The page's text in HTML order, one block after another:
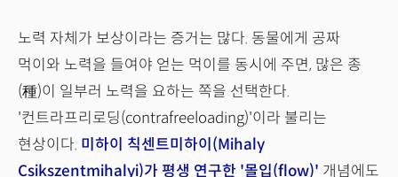
노력 자체가 보상이라는 증거는 많다. 동물에게 공짜
먹이와 노력을 들여야 얻는 먹이를 동시에 주면, 많은 종
(種)이 일부러 노력을 요하는 쪽을 선택한다.
'컨트라프리로딩(contrafreeloading)'이라 불리는
현상이다. 미하이 칙센트미하이(Mihaly
Csikszentmihalyi)가 평생 연구한 '몰입(flow)' 개념에도